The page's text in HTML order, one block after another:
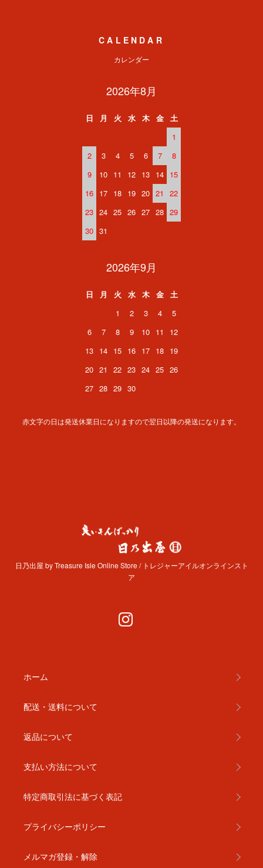
CALENDAR
カレンダー
2026年8月
日 月 火 水 木 金
土
1
2
3 4 5 6 7
8
9
10 11 12 13 14 15
16 17 18 19 20 21
22
23 24 25 26 27 28 29
30 31
2026年9月
日 月 火 水 木 金
土
1
2 3 4
5
6
7 8 9 10 11
12
13 14 15 16 17 18 19
20 21 22 23 24 25 26
27 28 29 30
赤文字の日は発送休業日になりますので翌日以降の発送になります。
日乃出屋 by Treasure Isle Online Store / トレジャーアイルオンラインスト
ア
ホーム
配送・送料について
返品について
支払い方法について
特定商取引法に基づく表記
プライバシーポリシー
メルマガ登録・解除